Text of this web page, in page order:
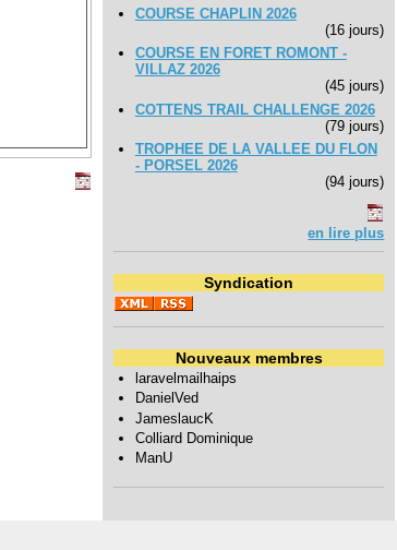
COURSE CHAPLIN 2026
(16 jours)
COURSE EN FORET ROMONT -
VILLAZ 2026
(45 jours)
COTTENS TRAIL CHALLENGE 2026
(79 jours)
TROPHEE DE LA VALLEE DU FLON
- PORSEL 2026
(94 jours)
en lire plus
Syndication
Nouveaux membres
laravelmailhaips
DanielVed
JameslaucK
Colliard Dominique
ManU